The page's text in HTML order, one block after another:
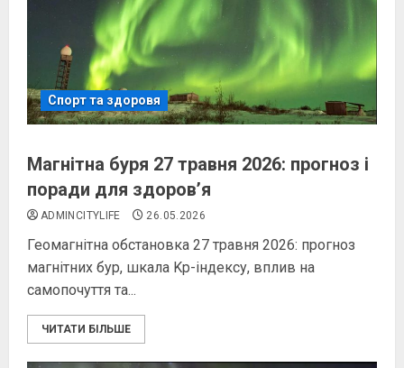
Спорт та здоровя
Магнітна буря 27 травня 2026: прогноз і
поради для здоров’я
ADMINCITYLIFE 26.05.2026
Геомагнітна обстановка 27 травня 2026: прогноз
магнітних бур, шкала Kp-індексу, вплив на
самопочуття та...
ЧИТАТИ БІЛЬШЕ